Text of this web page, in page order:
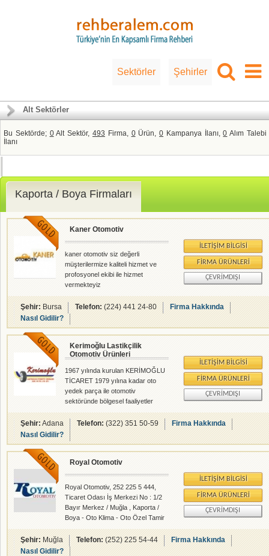
Sektörler Şehirler
Alt Sektörler
Bu Sektörde; 0Alt Sektör, 493 Firma, 0Ürün,0 Kampanya İlanı,0 Alım Talebi
İlanı
Kaporta / Boya Firmaları
Kaner Otomotiv
kaner otomotiv siz değerli
müşterilermize kaliteli hizmet ve
profosyonel ekibi ile hizmet
vermekteyiz
İLETIŞIM BILGISI
FIRMA ÜRÜNLERI
ÇEVRIMDIŞI
Şehir:Bursa Telefon:(224) 441 24-80
Firma Hakkında
Nasıl Gidilir?
Kerimoğlu Lastikçilik
Otomotiv Ürünleri
1967 yılında kurulan KERİMOĞLU
TİCARET 1979 yılına kadar oto
yedek parça ile otomotiv
sektöründe bölgesel faaliyetler
göstermiştir. 1979 yılından itibaren
oto lastik ile yoluna devam kararı
alan firmamız MICHELIN ve BF
GOODRICH markaları ile alanında
uzman, eğitimli, deneyimli satış ve
teknik servis personeliyle, 500 m2
satış mağazası, 2 servis aracı ve 1
perakende satışı ve pazarlama
faaliyetlerinde kaliteyi ve bir çok
noktada ürünler sunmayı
hedefleyerek satış
organizasyonunu yürütmektedir
İLETIŞIM BILGISI
FIRMA ÜRÜNLERI
ÇEVRIMDIŞI
Şehir:Adana Telefon:(322) 351 50-59
Firma Hakkında
Nasıl Gidilir?
Royal Otomotiv
Royal Otomotiv, 252 225 5 444,
Ticaret Odası İş Merkezi No : 1/2
Bayır Merkez / Muğla , Kaporta /
Boya - Oto Klima - Oto Özel Tamir
Servisleri - rehberalem.com
alanlarında faliyet gösteren
firmamızdır.
İLETIŞIM BILGISI
FIRMA ÜRÜNLERI
ÇEVRIMDIŞI
Şehir:Muğla Telefon:(252) 225 54-44
Firma Hakkında
Nasıl Gidilir?